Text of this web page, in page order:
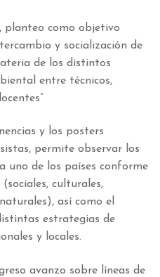
planteo como objetivo
y socialización de
de los distintos
entre técnicos,
y los posters
permite observar los
uno de los países conforme
culturales,
así como el
estrategias de
y locales.
avanzo sobre líneas de